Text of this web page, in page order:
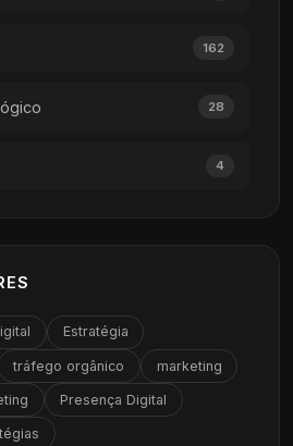
162
28
4
Estratégia
tráfego orgânico marketing
Presença Digital